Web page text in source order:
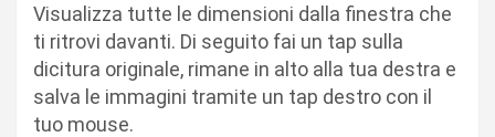
Visualizza tutte le dimensioni dalla finestra che
ti ritrovi davanti. Di seguito fai un tap sulla
dicitura originale, rimane in alto alla tua destra e
salva le immagini tramite un tap destro con il
tuo mouse.